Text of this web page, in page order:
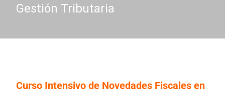
Gestión Tributaria
Curso Intensivo de Novedades Fiscales en